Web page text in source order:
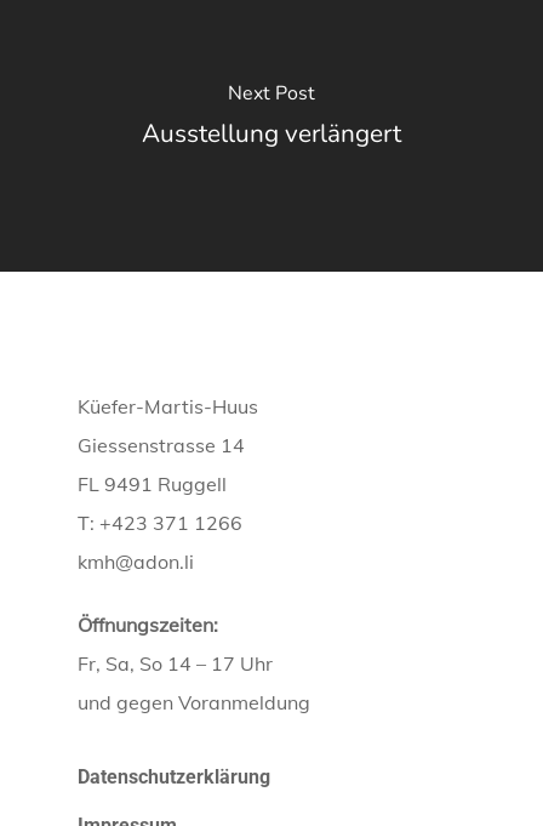
Next Post
Ausstellung verlängert
Küefer-Martis-Huus
Giessenstrasse 14
FL 9491 Ruggell
T: +423 371 1266
kmh@adon.li
Öffnungszeiten:
Fr, Sa, So 14 – 17 Uhr
und gegen Voranmeldung
Datenschutzerklärung